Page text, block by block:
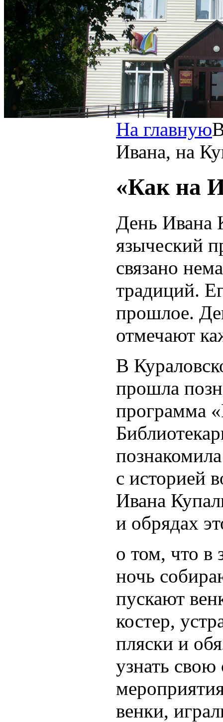
На главную
Ивана, на
«Как на
День Ивана
языческий
связано
традиций.
прошлое.
отмечают
В
прошла
программа
с историей
Ивана
и обрядах
о том, что в
ночь
пускают
костер,
пляски и
узнать свою
венки,